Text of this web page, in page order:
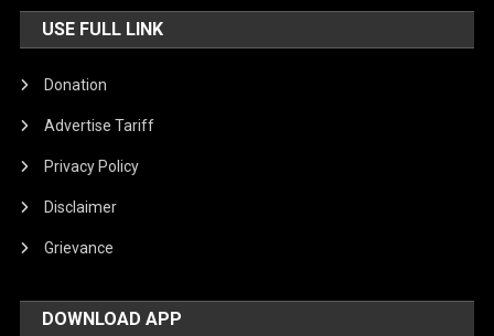
USE FULL LINK
Donation
Advertise Tariff
Privacy Policy
Disclaimer
Grievance
DOWNLOAD APP